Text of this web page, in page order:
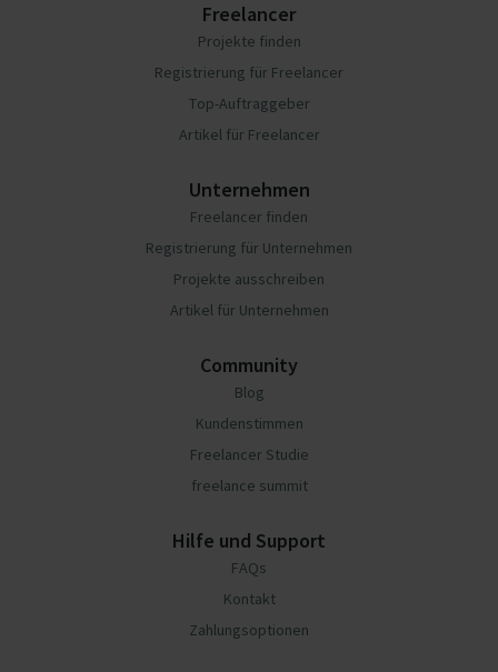
Freelancer
Projekte finden
Registrierung für Freelancer
Top-Auftraggeber
Artikel für Freelancer
Unternehmen
Freelancer finden
Registrierung für Unternehmen
Projekte ausschreiben
Artikel für Unternehmen
Community
Blog
Kundenstimmen
Freelancer Studie
freelance summit
Hilfe und Support
FAQs
Kontakt
Zahlungsoptionen